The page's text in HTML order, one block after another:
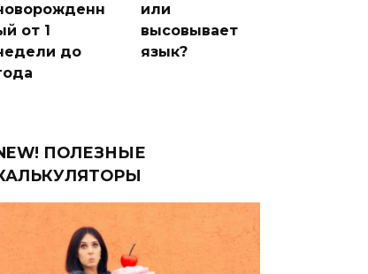
от 1
до
или
высовывает
язык?
ПОЛЕЗНЫЕ